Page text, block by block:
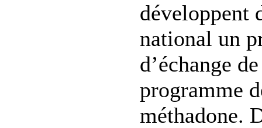
développent
national un
d’échange
programme
méthadone.